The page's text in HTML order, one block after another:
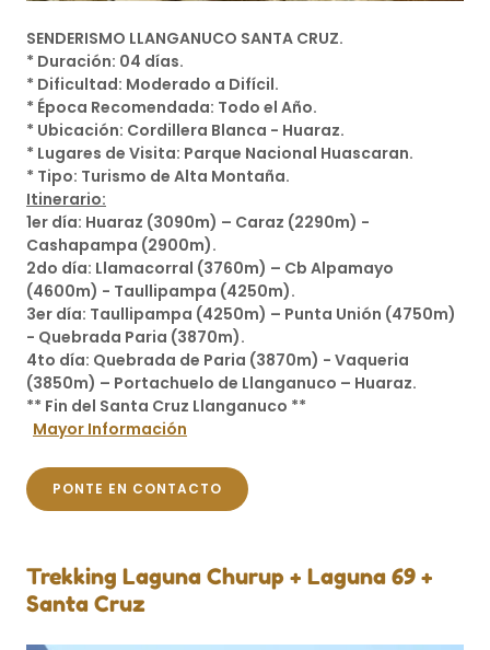
SENDERISMO LLANGANUCO SANTA CRUZ.
* Duración: 04 días.
* Dificultad: Moderado a Difícil.
* Época Recomendada: Todo el Año.
* Ubicación: Cordillera Blanca - Huaraz.
* Lugares de Visita: Parque Nacional Huascaran.
* Tipo: Turismo de Alta Montaña.
Itinerario:
1er día: Huaraz (3090m) – Caraz (2290m) -
Cashapampa (2900m).
2do día: Llamacorral (3760m) – Cb Alpamayo
(4600m) - Taullipampa (4250m).
3er día: Taullipampa (4250m) – Punta Unión (4750m)
- Quebrada Paria (3870m).
4to día: Quebrada de Paria (3870m) - Vaqueria
(3850m) – Portachuelo de Llanganuco – Huaraz.
** Fin del Santa Cruz Llanganuco **
Mayor Información
PONTE EN CONTACTO
Trekking Laguna Churup + Laguna 69 +
Santa Cruz